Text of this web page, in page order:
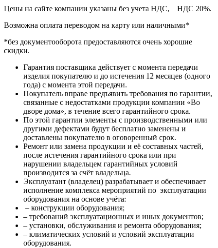
Цены на сайте компании указаны без учета НДС, НДС 20%.
Возможна оплата переводом на карту или наличными*
*без документооборота предоставляются очень хорошие
скидки.
Гарантия поставщика действует с момента передачи
изделия покупателю и до истечения 12 месяцев (одного
года) с момента этой передачи.
Покупатель вправе предъявить требования по гарантии,
связанные с недостатками продукции компании «Во
дворе дома», в течение всего гарантийного срока.
По этой гарантии элементы с производственными или
другими дефектами будут бесплатно заменены и
доставлены покупателю в оговоренный срок.
Ремонт или замена продукции и её составных частей,
после истечения гарантийного срока или при
нарушении владельцем гарантийных условий
производится за счёт владельца.
Эксплуатант (владелец) разрабатывает и обеспечивает
исполнение комплекса мероприятий по эксплуатации
оборудования на основе учёта:
– конструкции оборудования;
– требований эксплуатационных и иных документов;
– установки, обслуживания и ремонта оборудования;
– климатических условий и условий эксплуатации
оборудования.